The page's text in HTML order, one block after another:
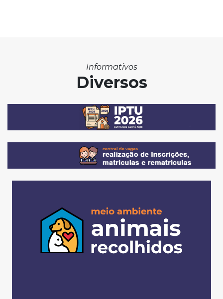
Informativos
Diversos